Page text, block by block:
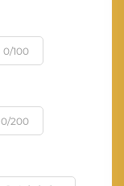
0/100
0/200